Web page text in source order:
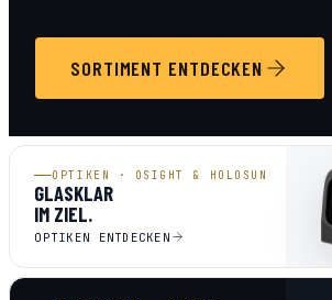
SORTIMENT ENTDECKEN
OPTIKEN · OSIGHT & HOLOSUN
GLASKLAR
IM ZIEL.
OPTIKEN ENTDECKEN